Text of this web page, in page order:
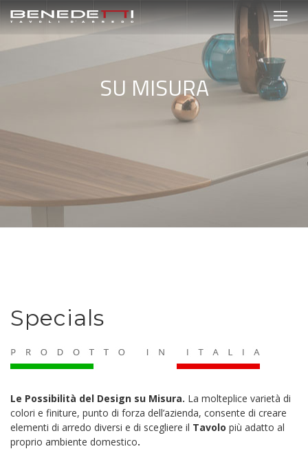
SU MISURA
Specials
Le Possibilità del Design su Misura. La molteplice varietà di
colori e finiture, punto di forza dell’azienda, consente di creare
elementi di arredo diversi e di scegliere il Tavolo più adatto al
proprio ambiente domestico.